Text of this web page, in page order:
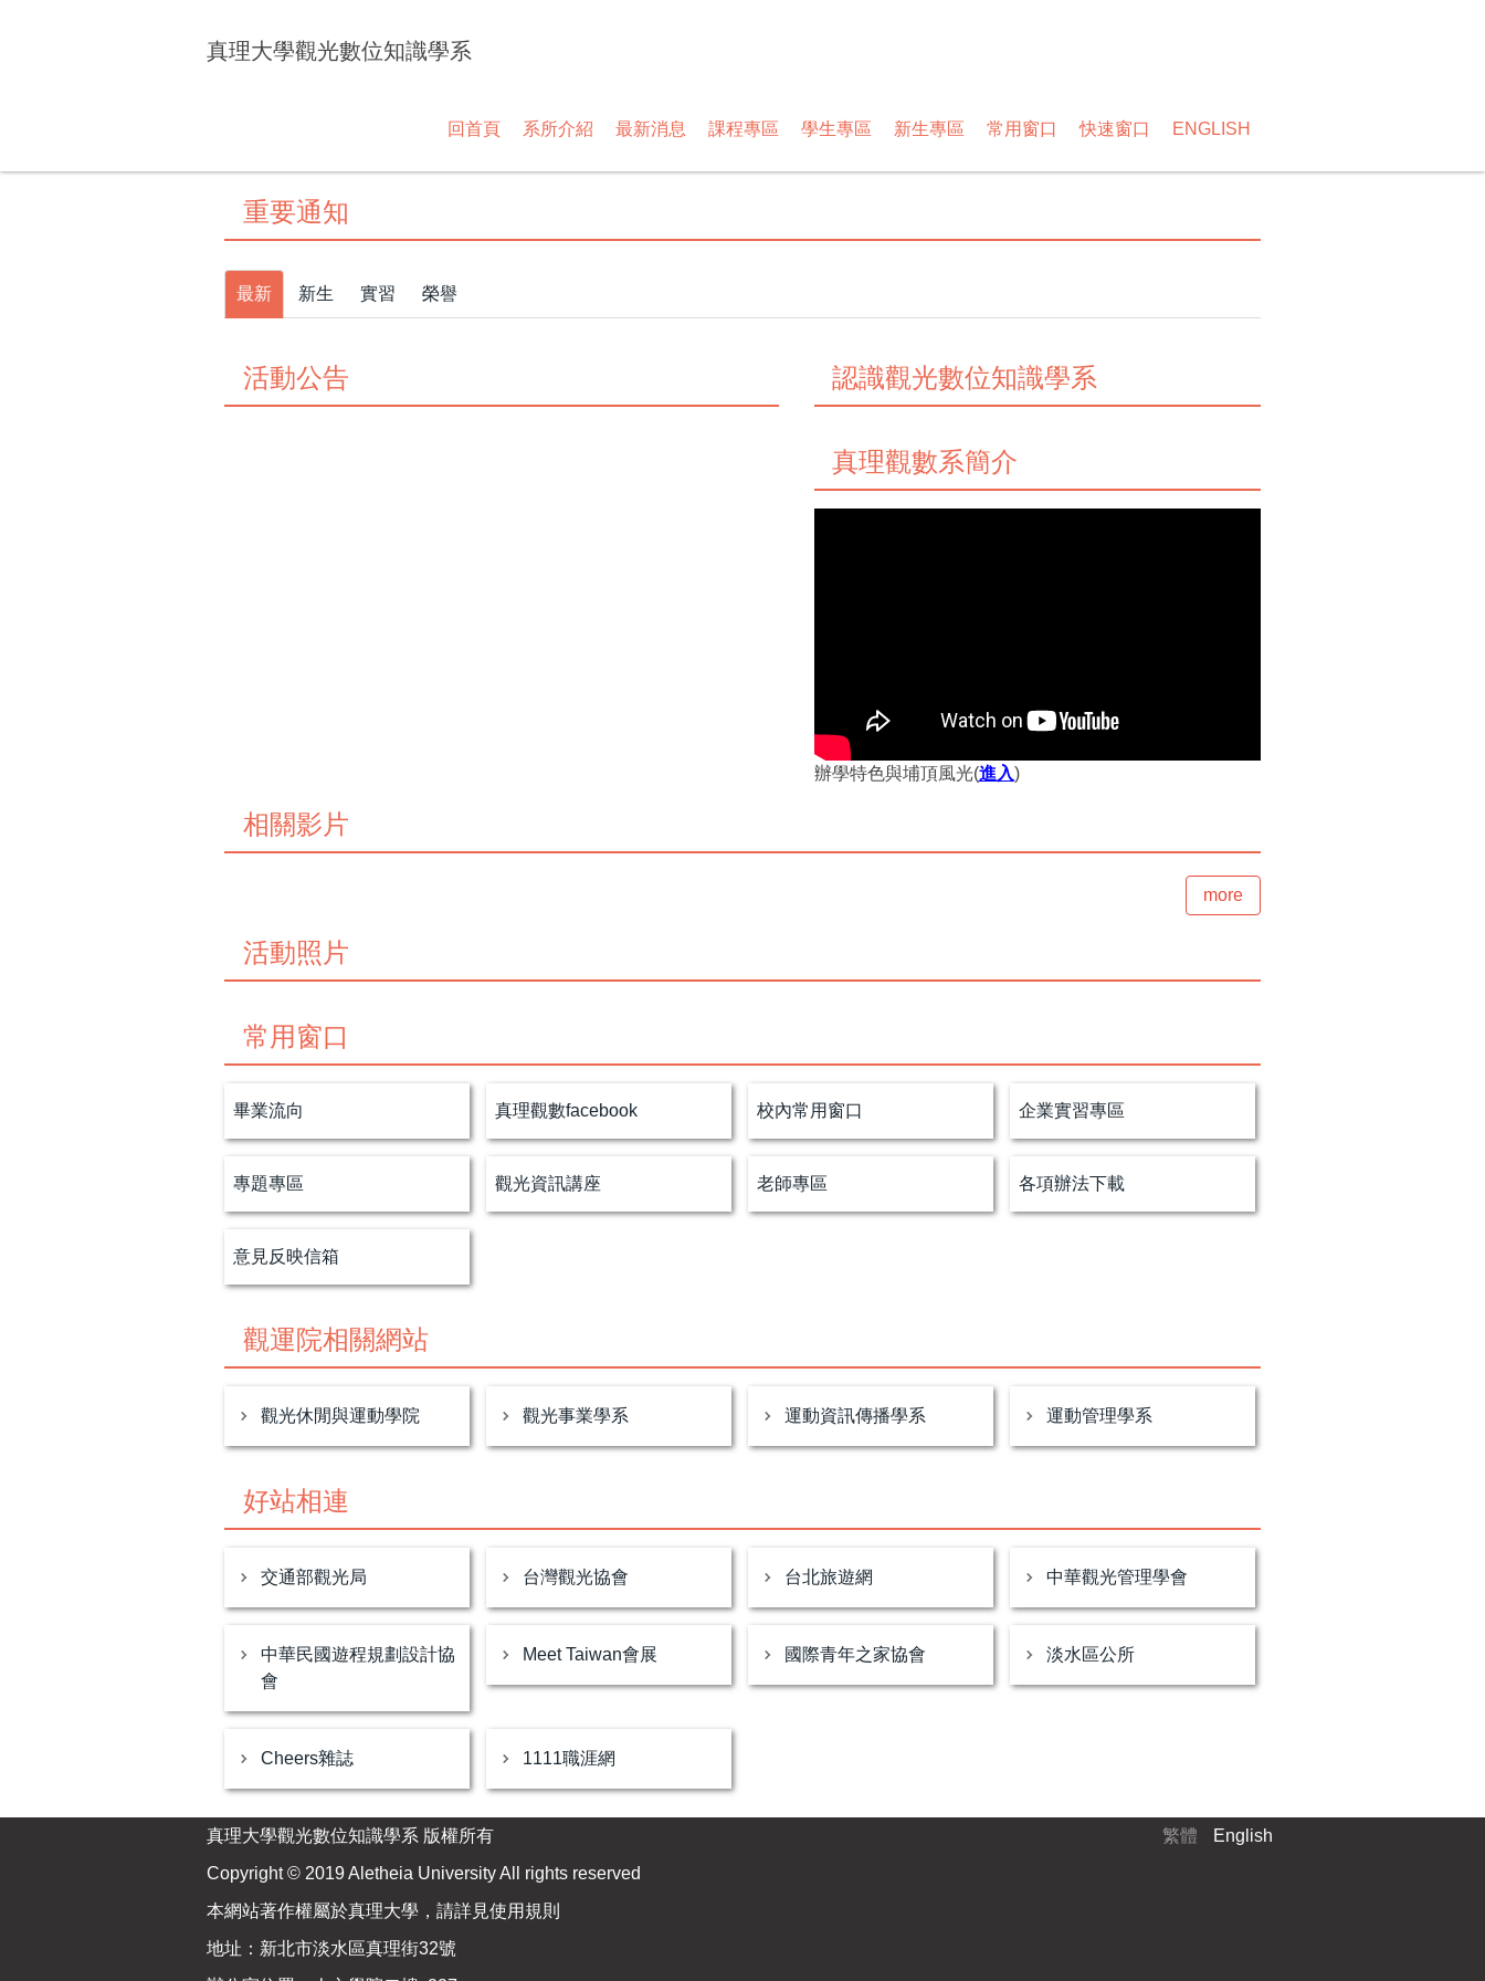
區
真理大學觀光數位知識學系
回首頁 系所介紹 最新消息 課程專區 學生專區 新生專區 常用窗口 快速窗口 ENGLISH
重要通知
最新 新生 實習 榮譽
活動公告 認識觀光數位知識學系
真理觀數系簡介
辦學特色與埔頂風光(進入)
相關影片
more
活動照片
常用窗口
畢業流向 真理觀數facebook 校內常用窗口 企業實習專區
專題專區 觀光資訊講座 老師專區 各項辦法下載
意見反映信箱
觀運院相關網站
觀光休閒與運動學院 觀光事業學系 運動資訊傳播學系 運動管理學系
好站相連
交通部觀光局 台灣觀光協會 台北旅遊網 中華觀光管理學會
中華民國遊程規劃設計協
會
Meet Taiwan會展 國際青年之家協會 淡水區公所
Cheers雜誌 1111職涯網
繁體 English
真理大學觀光數位知識學系 版權所有
Copyright © 2019 Aletheia University All rights reserved
本網站著作權屬於真理大學，請詳見使用規則
地址：新北市淡水區真理街32號